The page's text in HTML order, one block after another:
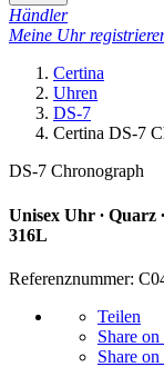
Händler
Meine Uhr
Certina
Uhren
DS-7
Certina DS-7
DS-7 Chronograph
Unisex Uhr ∙ Quarz
316L
Referenznummer:
Teilen
Share
Share